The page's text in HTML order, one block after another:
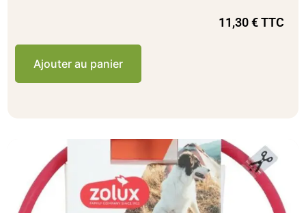
11,30€TTC
Ajouter au panier